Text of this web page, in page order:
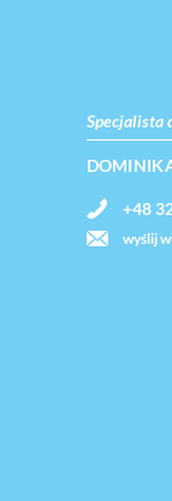
Specjalista
+48
wyślij